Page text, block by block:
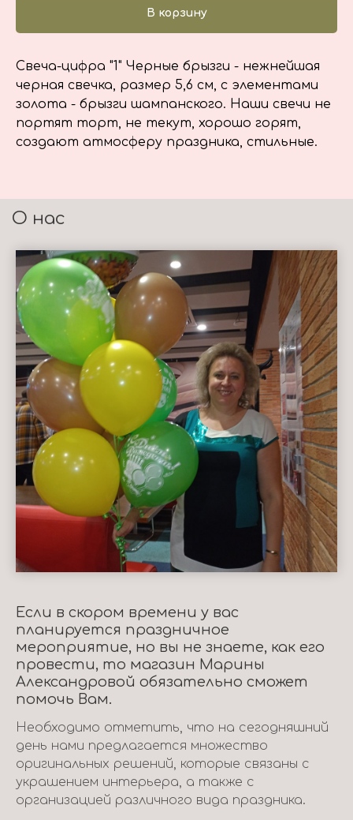
В корзину
Свеча-цифра "1" Черные брызги - нежнейшая
черная свечка, размер 5,6 см, с элементами
золота - брызги шампанского. Наши свечи не
портят торт, не текут, хорошо горят,
создают атмосферу праздника, стильные.
О нас
Если в скором времени у вас
планируется праздничное
мероприятие, но вы не знаете, как его
провести, то магазин Марины
Александровой обязательно сможет
помочь Вам.
Необходимо отметить, что на сегодняшний
день нами предлагается множество
оригинальных решений, которые связаны с
украшением интерьера, а также с
организацией различного вида праздника.